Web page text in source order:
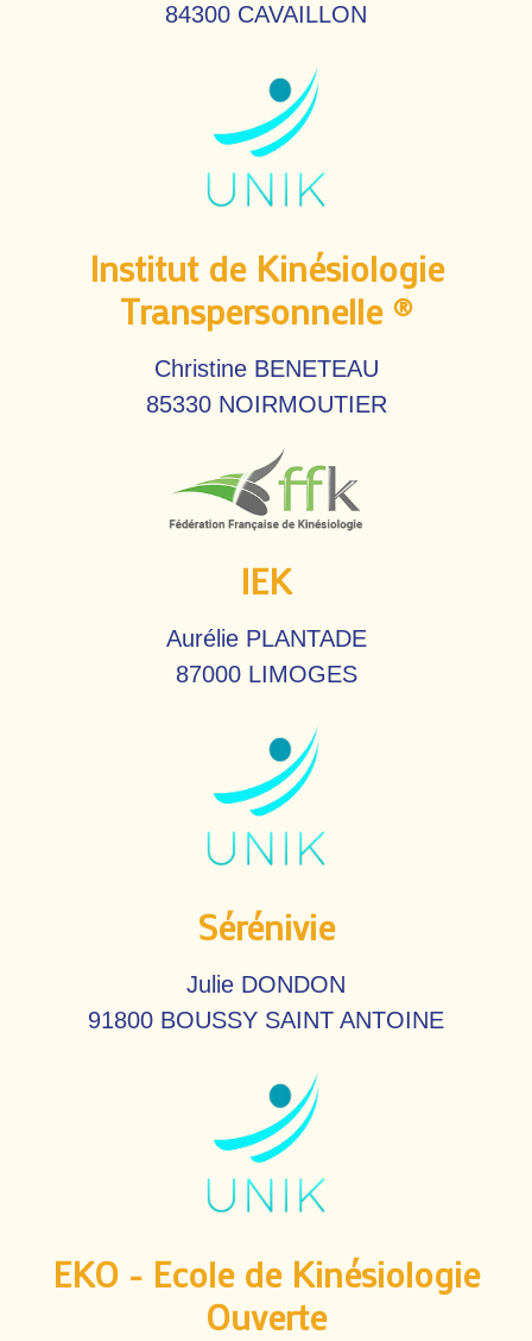
84300 CAVAILLON
Institut de Kinésiologie
Transpersonnelle ®
Christine BENETEAU
85330 NOIRMOUTIER
IEK
Aurélie PLANTADE
87000 LIMOGES
Sérénivie
Julie DONDON
91800 BOUSSY SAINT ANTOINE
EKO - Ecole de Kinésiologie
Ouverte